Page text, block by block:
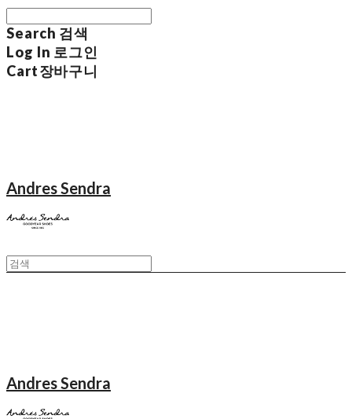
Search 검색
Log In 로그인
Cart장바구니
Andres Sendra
Andres Sendra